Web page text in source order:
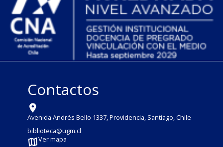
Contactos
Avenida Andrés Bello 1337, Providencia, Santiago, Chile
biblioteca@ugm.cl
Ver mapa